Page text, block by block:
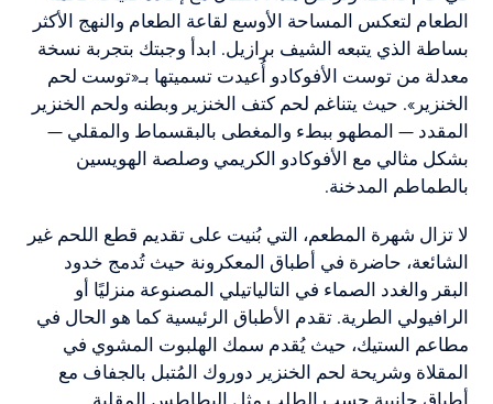
الطعام لتعكس المساحة الأوسع لقاعة الطعام والنهج الأكثر
بساطة الذي يتبعه الشيف برازيل. ابدأ وجبتك بتجربة نسخة
معدلة من توست الأفوكادو أُعيدت تسميتها بـ«توست لحم
الخنزير». حيث يتناغم لحم كتف الخنزير وبطنه ولحم الخنزير
المقدد — المطهو ببطء والمغطى بالبقسماط والمقلي —
بشكل مثالي مع الأفوكادو الكريمي وصلصة الهويسين
بالطماطم المدخنة.
لا تزال شهرة المطعم، التي بُنيت على تقديم قطع اللحم غير
الشائعة، حاضرة في أطباق المعكرونة حيث تُدمج خدود
البقر والغدد الصماء في التالياتيلي المصنوعة منزليًا أو
الرافيولي الطرية. تقدم الأطباق الرئيسية كما هو الحال في
مطاعم الستيك، حيث يُقدم سمك الهلبوت المشوي في
المقلاة وشريحة لحم الخنزير دوروك المُتبل بالجفاف مع